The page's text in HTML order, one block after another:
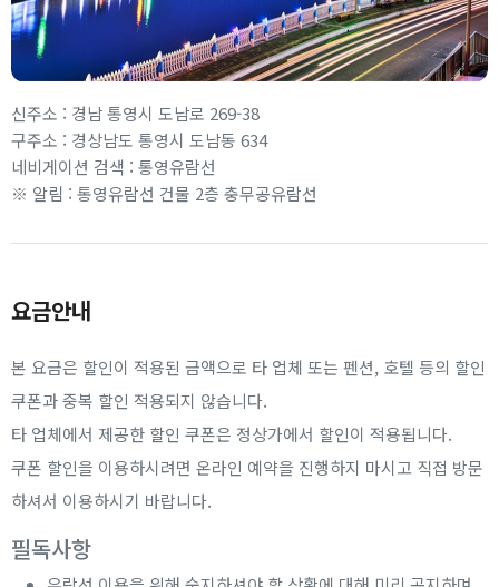
신주소 : 경남 통영시 도남로 269-38
구주소 : 경상남도 통영시 도남동 634
네비게이션 검색 : 통영유람선
※ 알림 : 통영유람선 건물 2층 충무공유람선
요금안내
본 요금은 할인이 적용된 금액으로 타 업체 또는 펜션, 호텔 등의 할인
쿠폰과 중복 할인 적용되지 않습니다.
타 업체에서 제공한 할인 쿠폰은 정상가에서 할인이 적용됩니다.
쿠폰 할인을 이용하시려면 온라인 예약을 진행하지 마시고 직접 방문
하셔서 이용하시기 바랍니다.
필독사항